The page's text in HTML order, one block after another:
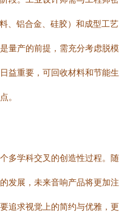
、铝合金、硅胶）和成型工艺
量产的前提，需充分考虑脱模
益重要，可回收材料和节能生
。
多学科交叉的创造性过程。随
发展，未来音响产品将更加注
追求视觉上的简约与优雅，更